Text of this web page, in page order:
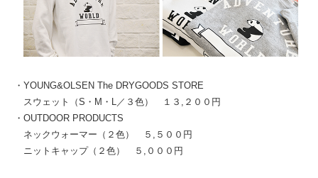
・YOUNG&OLSEN The DRYGOODS STORE
スウェット（S・M・L／３色） １３,２００円
・OUTDOOR PRODUCTS
ネックウォーマー（２色） ５,５００円
ニットキャップ（２色） ５,０００円